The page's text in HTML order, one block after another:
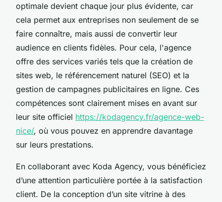
optimale devient chaque jour plus évidente, car
cela permet aux entreprises non seulement de se
faire connaître, mais aussi de convertir leur
audience en clients fidèles. Pour cela, l'agence
offre des services variés tels que la création de
sites web, le référencement naturel (SEO) et la
gestion de campagnes publicitaires en ligne. Ces
compétences sont clairement mises en avant sur
leur site officiel https://kodagency.fr/agence-web-
nice/, où vous pouvez en apprendre davantage
sur leurs prestations.
En collaborant avec Koda Agency, vous bénéficiez
d’une attention particulière portée à la satisfaction
client. De la conception d’un site vitrine à des